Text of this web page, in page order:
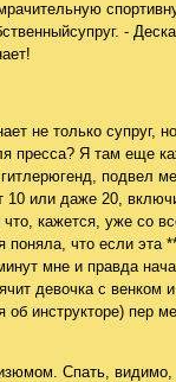
-
не только супруг,
пресса? Я там еще
подвел
10 или даже 20,
кажется, уже со
что если эта
мне и правда
девочка с
об инструкторе) пер
Спать, видимо,